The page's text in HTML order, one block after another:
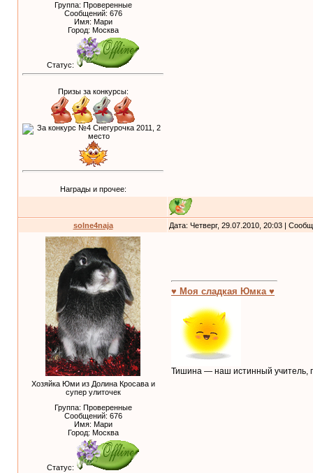
Группа: Проверенные
Сообщений: 676
Имя: Мари
Город: Москва
Статус:
Призы за конкурсы:
Награды и прочее:
solne4naja Дата: Четверг, 29.07.2010, 20:03 |
Хозяйка Юми из Долина Кросава и
супер улиточек
Группа: Проверенные
Сообщений: 676
Имя: Мари
Город: Москва
Статус:
♥ Моя сладкая Юмка ♥
Тишина — наш истинный учитель,